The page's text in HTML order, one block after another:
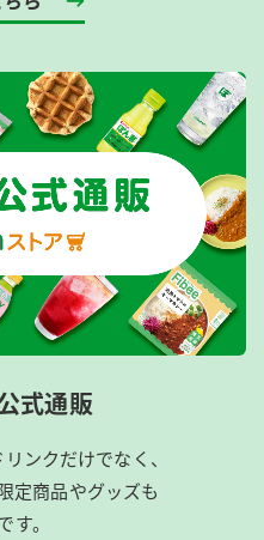
式通販
ンクだけでなく、
定商品やグッズも
す。